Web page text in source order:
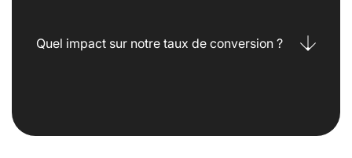
Quel impact sur notre taux de conversion ?